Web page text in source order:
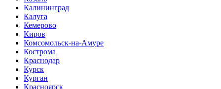
Калининград
Калуга
Кемерово
Киров
Комсомольск-на-Амуре
Кострома
Краснодар
Курск
Курган
Красноярск